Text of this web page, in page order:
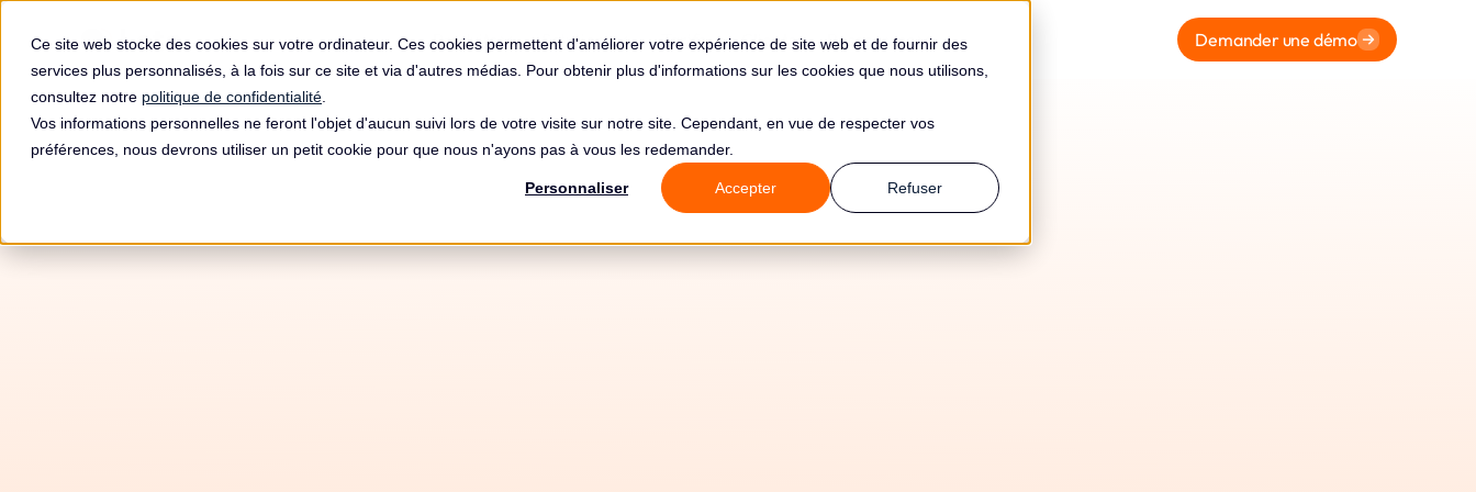
Ce site web stocke des cookies sur votre ordinateur. Ces cookies permettent d'améliorer votre expérience de site web et de fournir des
services plus personnalisés, à la fois sur ce site et via d'autres médias. Pour obtenir plus d'informations sur les cookies que nous utilisons,
consultez notre politique de confidentialité
Vos informations personnelles ne feront l'objet d'aucun suivi lors de votre visite sur notre site. Cependant, en vue de respecter vos
préférences, nous devrons utiliser un petit cookie pour que nous n'ayons pas à vous les redemander.
Personnaliser Accepter Refuser
Produits Solutions Tarifs Clients Ressources Demander une démo
Contrôle RGPD de DONNEES
MEDICALES ACCESSIBLES